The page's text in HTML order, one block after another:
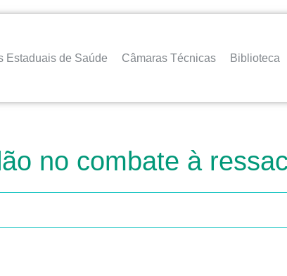
Estaduais de Saúde Câmaras Técnicas Biblioteca
no combate à